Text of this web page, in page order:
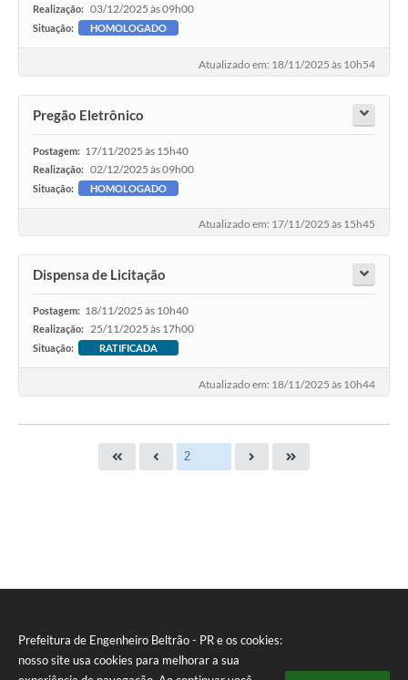
Prefeitura de Engenheiro Beltrão - PR e os cookies:
nosso site usa cookies para melhorar a sua
Realização: 03/12/2025 às 09h00
Situação: HOMOLOGADO
Atualizado em: 18/11/2025 às 10h54
Pregão Eletrônico
Postagem: 17/11/2025 às 15h40
Realização: 02/12/2025 às 09h00
Situação: HOMOLOGADO
Atualizado em: 17/11/2025 às 15h45
Dispensa de Licitação
Postagem: 18/11/2025 às 10h40
Realização: 25/11/2025 às 17h00
Situação: RATIFICADA
Atualizado em: 18/11/2025 às 10h44